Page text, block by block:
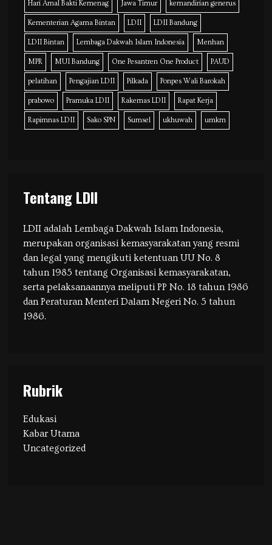
Hari Amal Bakti Kemenag Jawa Timur kemandirian generus
Kementerian Agama Bintan LDII LDII Bandung
LDII Bintan Lembaga Dakwah Islam Indonesia Menhan
MPR MUI Bandung One Pesantren One Product PAUD
pelatihan Pengajian LDII Pilkada Ponpes Wali Barokah
prabowo Pramuka LDII Rakernas LDII Rapat Kerja
Rapimnas LDII Sako SPN Sumsel ukhuwah umkm
Tentang LDII
LDII adalah Lembaga Dakwah Islam Indonesia,
merupakan organisasi kemasyarakatan yang resmi
dan legal yang mengikuti ketentuan UU No. 8
tahun 1985 tentang Organisasi kemasyarakatan,
serta pelaksanaannya meliputi PP No. 18 tahun 1986
dan Peraturan Menteri Dalam Negeri No. 5 tahun
1986.
Rubrik
Edukasi
Kabar Utama
Uncategorized